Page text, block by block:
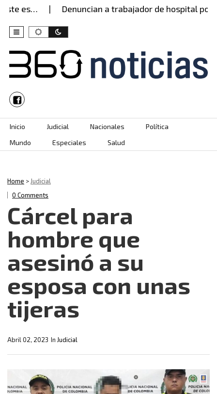
es… Denuncian a trabajador de hospital por
Skip to content
Inicio Judicial Nacionales
Política
Mundo
Especiales Salud
Home >Judicial
0 Comments
Cárcel para
hombre que
asesinó a su
esposa con unas
tijeras
In Judicial
Abril 02, 2023